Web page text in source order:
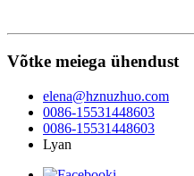
Võtke meiega ühendust
elena@hznuzhuo.com
0086-15531448603
0086-15531448603
Lyan